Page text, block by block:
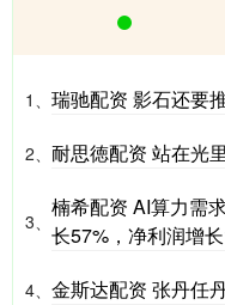
1、 瑞驰配资 影石还要
2、 耐思徳配资 站在光
3、
楠希配资 AI算力需
长57%，净利润增
4、 金斯达配资 张丹任